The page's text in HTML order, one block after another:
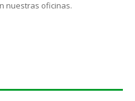
nuestras oficinas.